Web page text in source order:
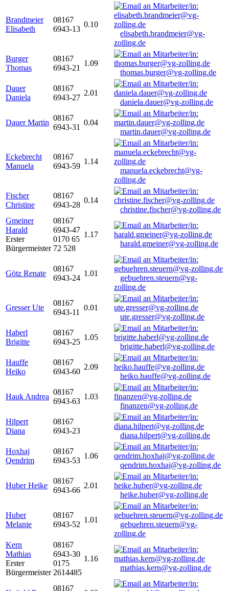
Brandmeier
Elisabeth
08167
6943-13
0.10
elisabeth.brandmeier@vg-
zolling.de
Burger
Thomas
08167
6943-21
1.09
thomas.burger@vg-zolling.de
Dauer
Daniela
08167
6943-27
2.01
daniela.dauer@vg-zolling.de
Dauer Martin
08167
6943-31
0.04
martin.dauer@vg-zolling.de
Eckebrecht
Manuela
08167
6943-59
1.14
manuela.eckebrecht@vg-
zolling.de
Fischer
Christine
08167
6943-28
0.14
christine.fischer@vg-zolling.de
Gmeiner
Harald
Erster
Bürgermeister
08167
6943-47
0170 65
72 528
1.17
harald.gmeiner@vg-zolling.de
Götz Renate
08167
6943-24
1.01
gebuehren.steuern@vg-
zolling.de
Gresser Ute
08167
6943-11
0.01
ute.gresser@vg-zolling.de
Haberl
Brigitte
08167
6943-25
1.05
brigitte.haberl@vg-zolling.de
Hauffe
Heiko
08167
6943-60
2.09
heiko.hauffe@vg-zolling.de
Hauk Andrea
08167
6943-63
1.03
finanzen@vg-zolling.de
Hilpert
Diana
08167
6943-23
diana.hilpert@vg-zolling.de
Hoxhaj
Qendrim
08167
6943-53
1.06
qendrim.hoxhaj@vg-zolling.de
Huber Heike
08167
6943-66
2.01
heike.huber@vg-zolling.de
Huber
Melanie
08167
6943-52
1.01
gebuehren.steuern@vg-
zolling.de
Kern
Mathias
Erster
Bürgermeister
08167
6943-30
0175
2614485
1.16
mathias.kern@vg-zolling.de
08167